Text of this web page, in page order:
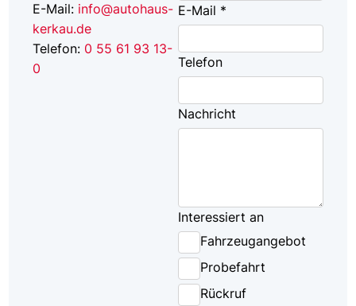
E-Mail: info@autohaus-
kerkau.de
Telefon: 0 55 61 93 13-
0
E-Mail *
Telefon
Nachricht
Interessiert an
Fahrzeugangebot
Probefahrt
Rückruf